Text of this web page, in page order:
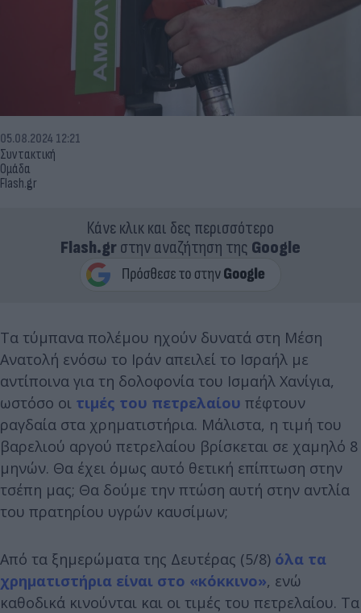
Συντακτική
Ομάδα
Flash.gr
05.08.2024 12:21
Κάνε κλικ και δες περισσότερο
Flash.grστην αναζήτηση της Google
Τα τύμπανα πολέμου ηχούν δυνατά στη Μέση
Ανατολή ενόσω το Ιράν απειλεί το Ισραήλ με
αντίποινα για τη δολοφονία του Ισμαήλ Χανίγια,
ωστόσο οι τιμές του πετρελαίου πέφτουν
ραγδαία στα χρηματιστήρια. Μάλιστα, η τιμή του
βαρελιού αργού πετρελαίου βρίσκεται σε χαμηλό 8
μηνών. Θα έχει όμως αυτό θετική επίπτωση στην
τσέπη μας; Θα δούμε την πτώση αυτή στην αντλία
του πρατηρίου υγρών καυσίμων;
Από τα ξημερώματα της Δευτέρας (5/8) όλα τα
χρηματιστήρια είναι στο «κόκκινο», ενώ
καθοδικά κινούνται και οι τιμές του πετρελαίου. Τα